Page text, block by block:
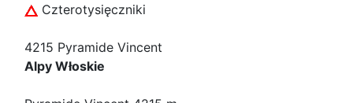
Czterotysięczniki
4215 Pyramide Vincent
Alpy Włoskie